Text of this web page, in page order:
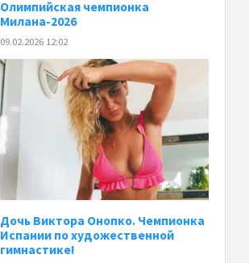
Олимпийская чемпионка
Милана-2026
09.02.2026 12:02
Дочь Виктора Онопко. Чемпионка
Испании по художественной
гимнастике!